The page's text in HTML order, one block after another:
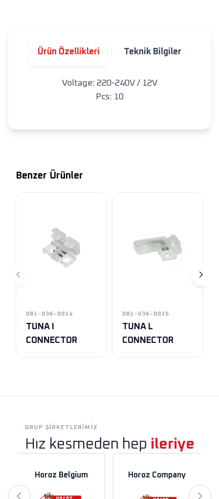
Ürün Özellikleri Teknik Bilgiler
Voltage: 220-240V / 12V
Pcs: 10
Benzer Ürünler
081-036-0014
TUNA I
CONNECTOR
081-036-0015
TUNA L
CONNECTOR
GRUP ŞIRKETLERIMIZ
Hız kesmeden hep ileriye
Horoz Belgium Horoz Company